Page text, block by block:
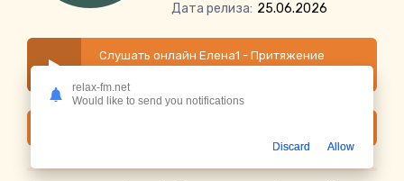
Дата релиза: 25.06.2026
Слушать онлайн Елена1 - Притяжение
relax-fm.net
Would like to send you notifications
Discard Allow